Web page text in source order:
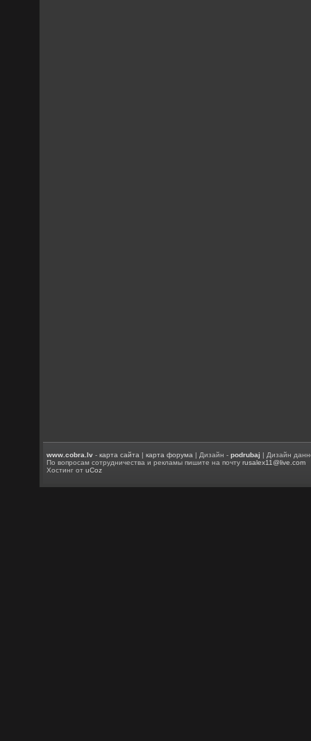
www.cobra.lv -карта сайта |карта форума | Дизайн -podrubaj | Дизайн
По вопросам сотрудничества и рекламы пишите на почтуrusalex11@live.com
Хостинг отuCoz